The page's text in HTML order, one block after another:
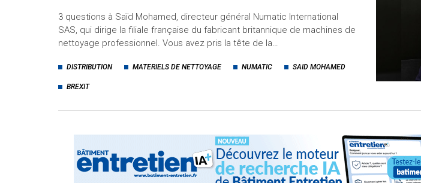
3 questions à Saïd Mohamed, directeur général Numatic International
SAS, qui dirige la filiale française du fabricant britannique de machines de
nettoyage professionnel. Vous avez pris la tête de la…
DISTRIBUTION MATERIELS DE NETTOYAGE NUMATIC SAID MOHAMED
BREXIT